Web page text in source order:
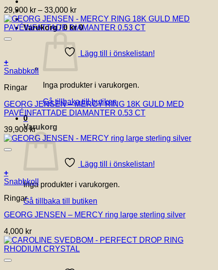
Varukorg /0 kr 0
Inga produkter i varukorgen.
Gå tillbaka till butiken
0
Varukorg
Inga produkter i varukorgen.
Gå tillbaka till butiken
olika
alternativen
kan
väljas
29,900 kr – 33,000 krPrisintervall:
29,900 kr
till
Lägg till i önskelistan!
+
Den
produkten
flera
varianter.
olika
alternativen
kan
produktsidan
Snabbkoll
Ringar
GEORG JENSEN – MERCY RING 18K GULD MED
PAVÉINFATTADE DIAMANTER 0.53 CT
39,900kr
Lägg till i önskelistan!
+
Den
produkten
flera
De
olika
alternativen
kan
Snabbkoll
Ringar
GEORG JENSEN – MERCY ring large sterling silver
4,000 kr